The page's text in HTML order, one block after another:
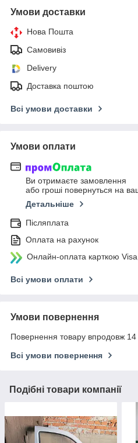
Умови доставки
Нова Пошта
Самовивіз
Delivery
Доставка поштою
Всі умови доставки
Умови оплати
Ви отримаєте замовлення
або гроші повернуться на
Детальніше
Післяплата
Оплата на рахунок
Онлайн-оплата карткою
Всі умови оплати
Умови повернення
Повернення товару впродовж 14
Всі умови повернення
Подібні товари компанії